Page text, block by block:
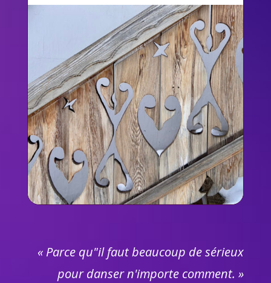
« Parce qu"il faut beaucoup de sérieux
pour danser n'importe comment. »